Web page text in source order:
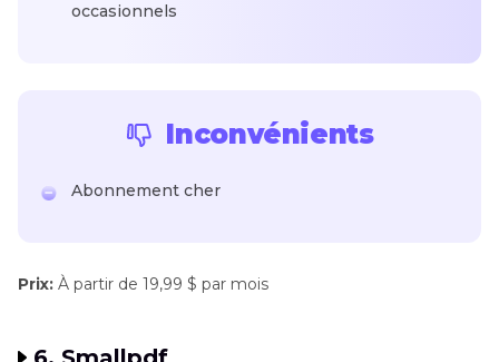
occasionnels
Inconvénients
Abonnement cher
Prix: À partir de 19,99 $ par mois